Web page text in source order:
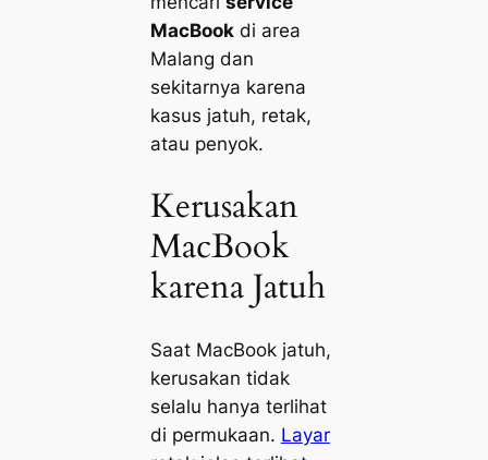
MacBookdi area
Malang dan
sekitarnya karena
kasus jatuh, retak,
atau penyok.
Kerusakan
MacBook
karena Jatuh
Saat MacBook jatuh,
kerusakan tidak
selalu hanya terlihat
di permukaan. Layar